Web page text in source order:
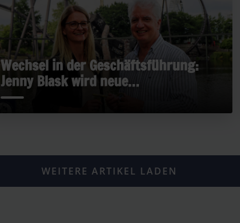
Wechsel in der Geschäftsführung:
Jenny Blask wird neue
Geschäftsführerin
WEITERE ARTIKEL LADEN